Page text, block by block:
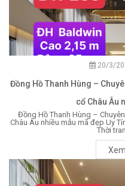
20/3/
Đồng Hồ Thanh Hùng –
cổ Châu Âu
Đồng Hồ Thanh Hùng –
Châu Âu nhiều mẫu mã đẹp Uy
Thời